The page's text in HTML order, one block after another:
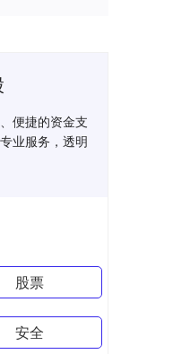
便捷的资金支
业服务，透明
股票
安全